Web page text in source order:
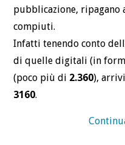
pubblicazione,
compiuti.
Infatti tenendo conto
di quelle digitali (in
(poco più di 2.360),
3160.